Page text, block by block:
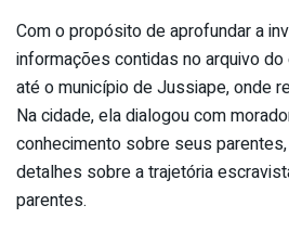
Com o propósito de aprofundar a
informações contidas no arquivo
até o município de Jussiape, onde
Na cidade, ela dialogou com
conhecimento sobre seus
detalhes sobre a trajetória
parentes.